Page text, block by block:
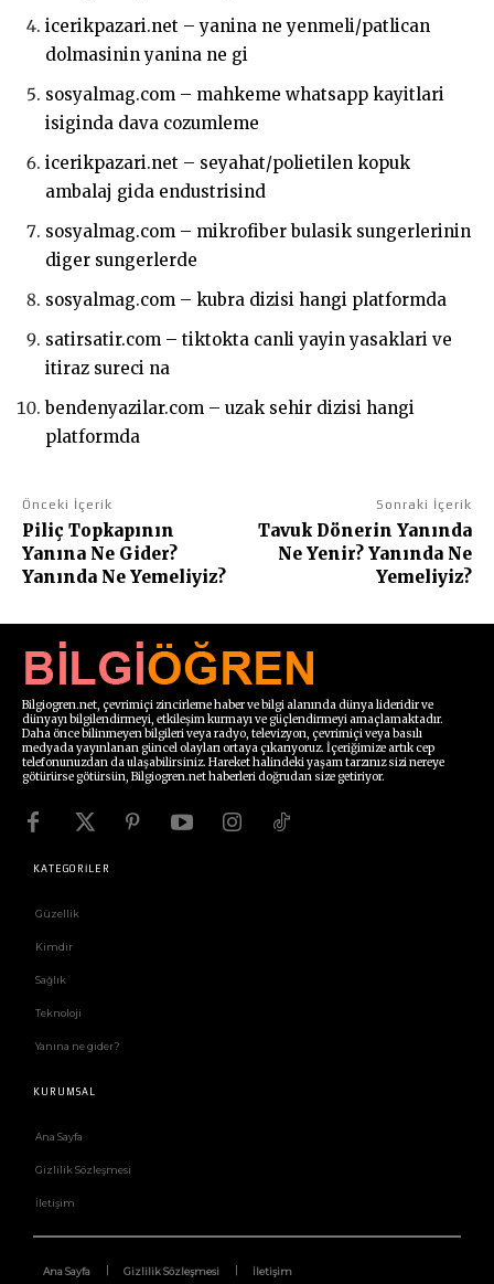
icerikpazari.net – yanina ne yenmeli/patlican
dolmasinin yanina ne gi
sosyalmag.com – mahkeme whatsapp kayitlari
isiginda dava cozumleme
icerikpazari.net – seyahat/polietilen kopuk
ambalaj gida endustrisind
sosyalmag.com – mikrofiber bulasik sungerlerinin
diger sungerlerde
sosyalmag.com – kubra dizisi hangi platformda
satirsatir.com – tiktokta canli yayin yasaklari ve
itiraz sureci na
bendenyazilar.com – uzak sehir dizisi hangi
platformda
Önceki İçerik
Piliç Topkapının
Yanına Ne Gider?
Yanında Ne Yemeliyiz?
Sonraki İçerik
Tavuk Dönerin Yanında
Ne Yenir? Yanında Ne
Yemeliyiz?
Bilgiogren.net, çevrimiçi zincirleme haber ve bilgi alanında dünya lideridir ve
dünyayı bilgilendirmeyi, etkileşim kurmayı ve güçlendirmeyi amaçlamaktadır.
Daha önce bilinmeyen bilgileri veya radyo, televizyon, çevrimiçi veya basılı
medyada yayınlanan güncel olayları ortaya çıkarıyoruz. İçeriğimize artık cep
telefonunuzdan da ulaşabilirsiniz. Hareket halindeki yaşam tarzınız sizi nereye
götürürse götürsün, Bilgiogren.net haberleri doğrudan size getiriyor.
KATEGORİLER
Güzellik
Kimdir
Sağlık
Teknoloji
Yanına ne gider?
KURUMSAL
Ana Sayfa
Gizlilik Sözleşmesi
İletişim
Ana Sayfa Gizlilik Sözleşmesi İletişim